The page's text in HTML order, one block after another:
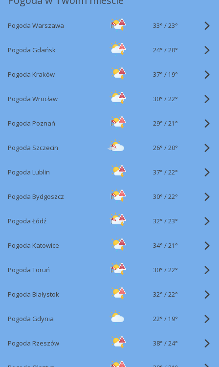
Pogoda Warszawa 33° /23°
Pogoda Gdańsk 24° /20°
Pogoda Kraków 37° / 19°
Pogoda Wrocław 30° /22°
Pogoda Poznań 29° /21°
Pogoda Szczecin 26° /20°
Pogoda Lublin 37° /22°
Pogoda Bydgoszcz 30° /22°
Pogoda Łódź 32° /23°
Pogoda Katowice 34° /21°
Pogoda Toruń 30° /22°
Pogoda Białystok 32° /22°
Pogoda Gdynia 22° / 19°
Pogoda Rzeszów 38° /24°